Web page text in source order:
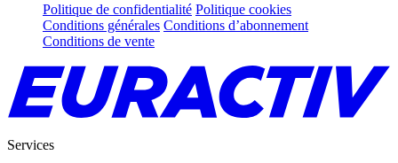
Politique de confidentialité Politique cookies
Conditions générales Conditions d’abonnement
Conditions de vente
Services